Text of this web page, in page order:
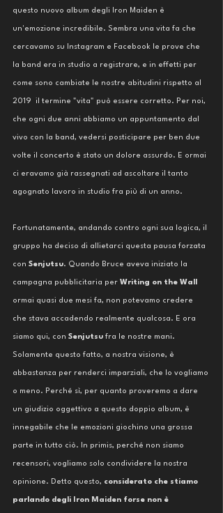
questo nuovo album degli Iron Maiden è
un'emozione incredibile. Sembra una vita fa che
cercavamo su Instagram e Facebook le prove che
la band era in studio a registrare, e in effetti per
come sono cambiate le nostre abitudini rispetto al
2019  il termine "vita" può essere corretto. Per noi,
che ogni due anni abbiamo un appuntamento dal
vivo con la band, vedersi posticipare per ben due
volte il concerto è stato un dolore assurdo. E ormai
ci eravamo già rassegnati ad ascoltare il tanto
agognato lavoro in studio fra più di un anno.
Fortunatamente, andando contro ogni sua logica, il
gruppo ha deciso di allietarci questa pausa forzata
con Senjutsu. Quando Bruce aveva iniziato la
campagna pubblicitaria per Writing on the Wall
ormai quasi due mesi fa, non potevamo credere
che stava accadendo realmente qualcosa. E ora
siamo qui, con Senjutsu fra le nostre mani.
Solamente questo fatto, a nostra visione, è
abbastanza per renderci imparziali, che lo vogliamo
o meno. Perché sì, per quanto proveremo a dare
un giudizio oggettivo a questo doppio album, è
innegabile che le emozioni giochino una grossa
parte in tutto ciò. In primis, perché non siamo
recensori, vogliamo solo condividere la nostra
opinione. Detto questo, considerato che stiamo
parlando degli Iron Maiden forse non è